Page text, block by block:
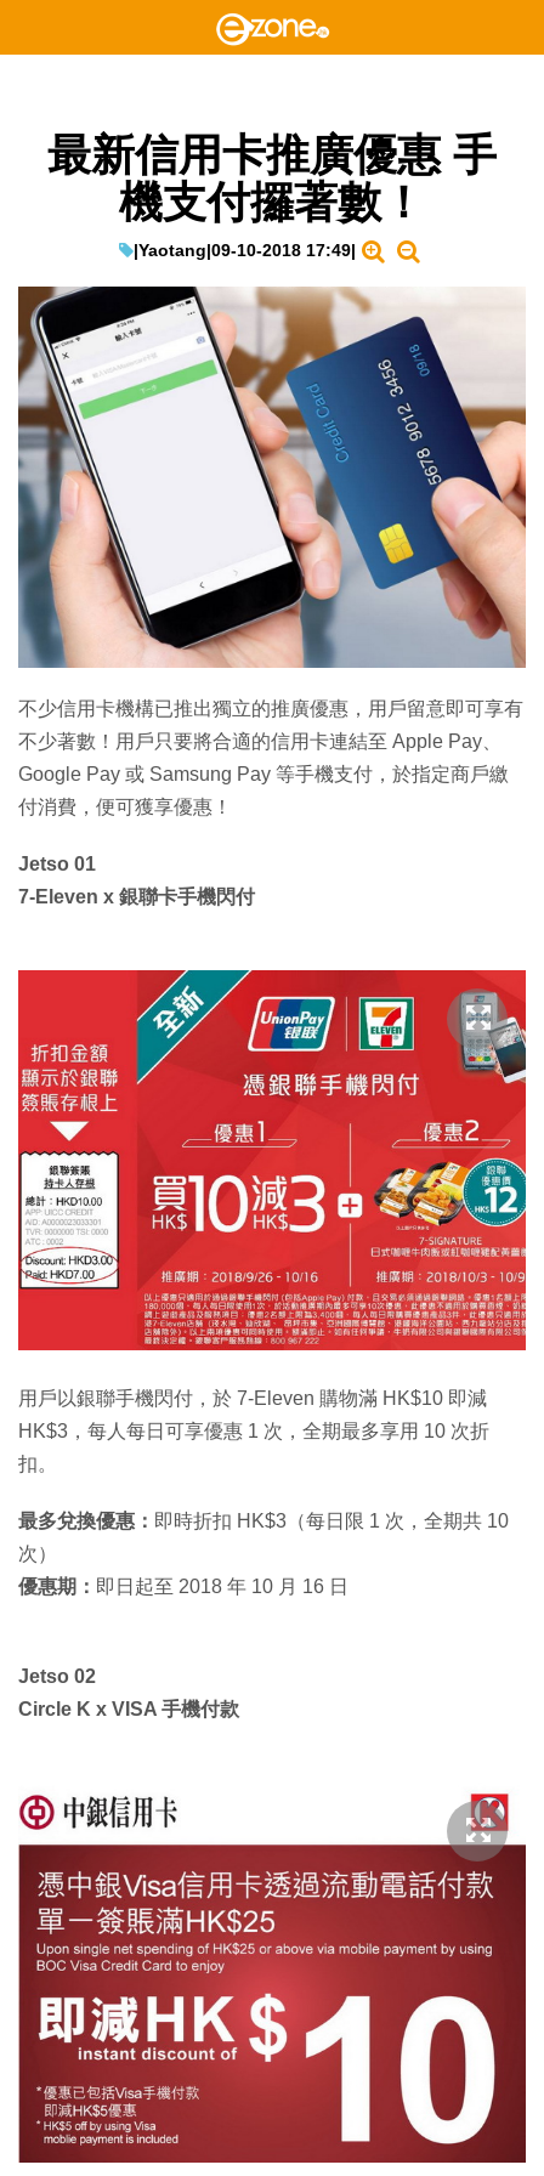
最新信用卡推廣優惠 手
機支付攞著數！
|Yaotang|09-10-2018 17:49|
不少信用卡機構已推出獨立的推廣優惠，用戶留意即可享有
不少著數！用戶只要將合適的信用卡連結至 Apple Pay、
Google Pay 或 Samsung Pay 等手機支付，於指定商戶繳
付消費，便可獲享優惠！
Jetso 01
7-Eleven x 銀聯卡手機閃付
用戶以銀聯手機閃付，於 7-Eleven 購物滿 HK$10 即減
HK$3，每人每日可享優惠 1 次，全期最多享用 10 次折
扣。
最多兌換優惠： 即時折扣 HK$3（每日限 1 次，全期共 10
次）
優惠期： 即日起至 2018 年 10 月 16 日
Jetso 02
Circle K x VISA 手機付款